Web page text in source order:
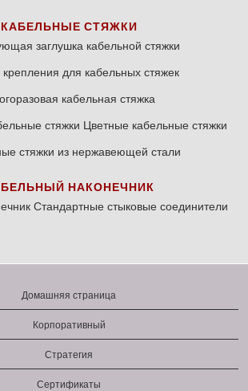
КАБЕЛЬНЫЕ СТЯЖКИ
заглушка кабельной стяжки
крепления для кабельных стяжек
кабельная стяжка
стяжки Цветные кабельные стяжки
стяжки из нержавеющей стали
НАКОНЕЧНИК
Стандартные стыковые соединители
Домашняя страница
Корпоративный
Стратегия
Сертификаты